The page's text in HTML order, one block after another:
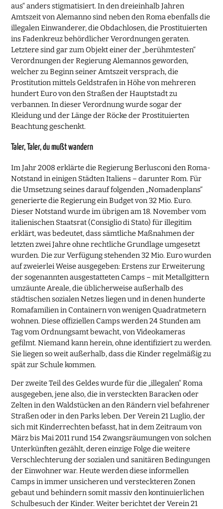
aus“ anders stigmatisiert. In den dreieinhalb Jahren
Amtszeit von Alemanno sind neben den Roma ebenfalls die
illegalen Einwanderer, die Obdachlosen, die Prostituierten
ins Fadenkreuz behördlicher Verordnungen geraten.
Letztere sind gar zum Objekt einer der „berühmtesten“
Verordnungen der Regierung Alemannos geworden,
welcher zu Beginn seiner Amtszeit versprach, die
Prostitution mittels Geldstrafen in Höhe von mehreren
hundert Euro von den Straßen der Hauptstadt zu
verbannen. In dieser Verordnung wurde sogar der
Kleidung und der Länge der Röcke der Prostituierten
Beachtung geschenkt.
Taler, Taler, du mußt wandern
Im Jahr 2008 erklärte die Regierung Berlusconi den Roma-
Notstand in einigen Städten Italiens – darunter Rom. Für
die Umsetzung seines darauf folgenden „Nomadenplans“
generierte die Regierung ein Budget von 32 Mio. Euro.
Dieser Notstand wurde im übrigen am 18. November vom
italienischen Staatsrat (Consiglio di Stato) für illegitim
erklärt, was bedeutet, dass sämtliche Maßnahmen der
letzten zwei Jahre ohne rechtliche Grundlage umgesetzt
wurden. Die zur Verfügung stehenden 32 Mio. Euro wurden
auf zweierlei Weise ausgegeben: Erstens zur Erweiterung
der sogenannten ausgestatteten Camps – mit Metallgittern
umzäunte Areale, die üblicherweise außerhalb des
städtischen sozialen Netzes liegen und in denen hunderte
Romafamilien in Containern von wenigen Quadratmetern
wohnen. Diese offiziellen Camps werden 24 Stunden am
Tag vom Ordnungsamt bewacht, von Videokameras
gefilmt. Niemand kann herein, ohne identifiziert zu werden.
Sie liegen so weit außerhalb, dass die Kinder regelmäßig zu
spät zur Schule kommen.
Der zweite Teil des Geldes wurde für die „illegalen“ Roma
ausgegeben, jene also, die in versteckten Baracken oder
Zelten in den Waldstücken an den Rändern viel befahrener
Straßen oder in den Parks leben. Der Verein 21 Luglio, der
sich mit Kinderrechten befasst, hat in dem Zeitraum von
März bis Mai 2011 rund 154 Zwangsräumungen von solchen
Unterkünften gezählt, deren einzige Folge die weitere
Verschlechterung der sozialen und sanitären Bedingungen
der Einwohner war. Heute werden diese informellen
Camps in immer unsicheren und versteckteren Zonen
gebaut und behindern somit massiv den kontinuierlichen
Schulbesuch der Kinder. Weiter berichtet der Verein 21